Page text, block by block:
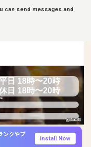
can send messages and
日 18時〜20時
日 18時〜20時
ンクやプ
Install Now